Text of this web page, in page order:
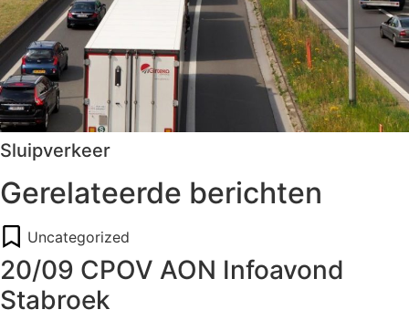
Sluipverkeer
Gerelateerde berichten
Uncategorized
20/09 CPOV AON Infoavond
Stabroek